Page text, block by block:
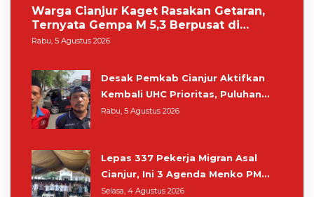
Warga Cianjur Kaget Rasakan Getaran,
Ternyata Gempa M 5,3 Berpusat di
Pangandaran
Rabu, 5 Agustus 2026
Desak Pemkab Cianjur Aktifkan
Kembali UHC Prioritas, Puluhan
Warga Unjuk Rasa di Pendopo
Rabu, 5 Agustus 2026
Lepas 337 Pekerja Migran Asal
Cianjur, Ini 3 Agenda Menko PM
Muhaimin di Kota Santri
Selasa, 4 Agustus 2026